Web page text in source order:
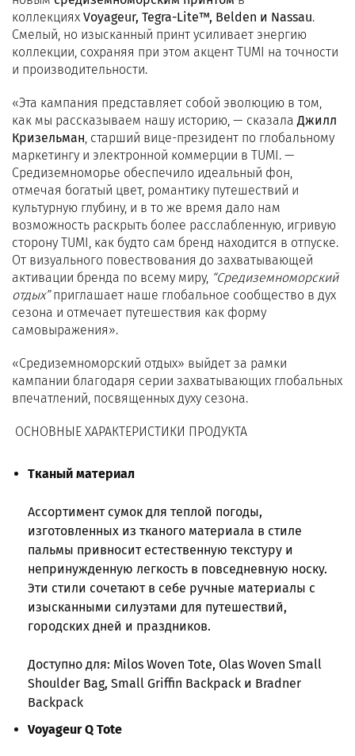
коллекциях Voyageur, Tegra-Lite™, Belden и Nassau.
Смелый, но изысканный принт усиливает энергию
коллекции, сохраняя при этом акцент TUMI на точности
и производительности.
«Эта кампания представляет собой эволюцию в том,
как мы рассказываем нашу историю, — сказалаДжилл
Кризельман, старший вице-президент по глобальному
маркетингу и электронной коммерции в TUMI. —
Средиземноморье обеспечило идеальный фон,
отмечая богатый цвет, романтику путешествий и
культурную глубину, и в то же время дало нам
возможность раскрыть более расслабленную, игривую
сторону TUMI, как будто сам бренд находится в отпуске.
От визуального повествования до захватывающей
активации бренда по всему миру, “Средиземноморский
отдых”приглашает наше глобальное сообщество в дух
сезона и отмечает путешествия как форму
самовыражения».
«Средиземноморский отдых» выйдет за рамки
кампании благодаря серии захватывающих глобальных
впечатлений, посвященных духу сезона.
ОСНОВНЫЕ ХАРАКТЕРИСТИКИ ПРОДУКТА
Тканый материал
Ассортимент сумок для теплой погоды,
изготовленных из тканого материала в стиле
пальмы привносит естественную текстуру и
непринужденную легкость в повседневную носку.
Эти стили сочетают в себе ручные материалы с
изысканными силуэтами для путешествий,
городских дней и праздников.
Доступно для: Milos Woven Tote, Olas Woven Small
Shoulder Bag, Small Griffin Backpack и Bradner
Backpack
Voyageur Q Tote